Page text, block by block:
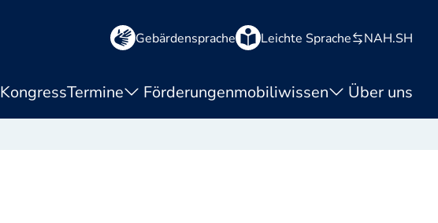
Gebärdensprache
Leichte Sprache NAH.SH
KongressTermine Förderungenmobiliwissen Über uns